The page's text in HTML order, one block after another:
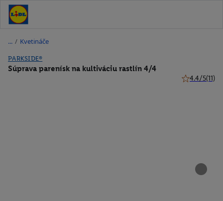
/ Kvetináče
PARKSIDE®
Súprava parenísk na kultiváciu rastlín 4/4
4.4/5(11)